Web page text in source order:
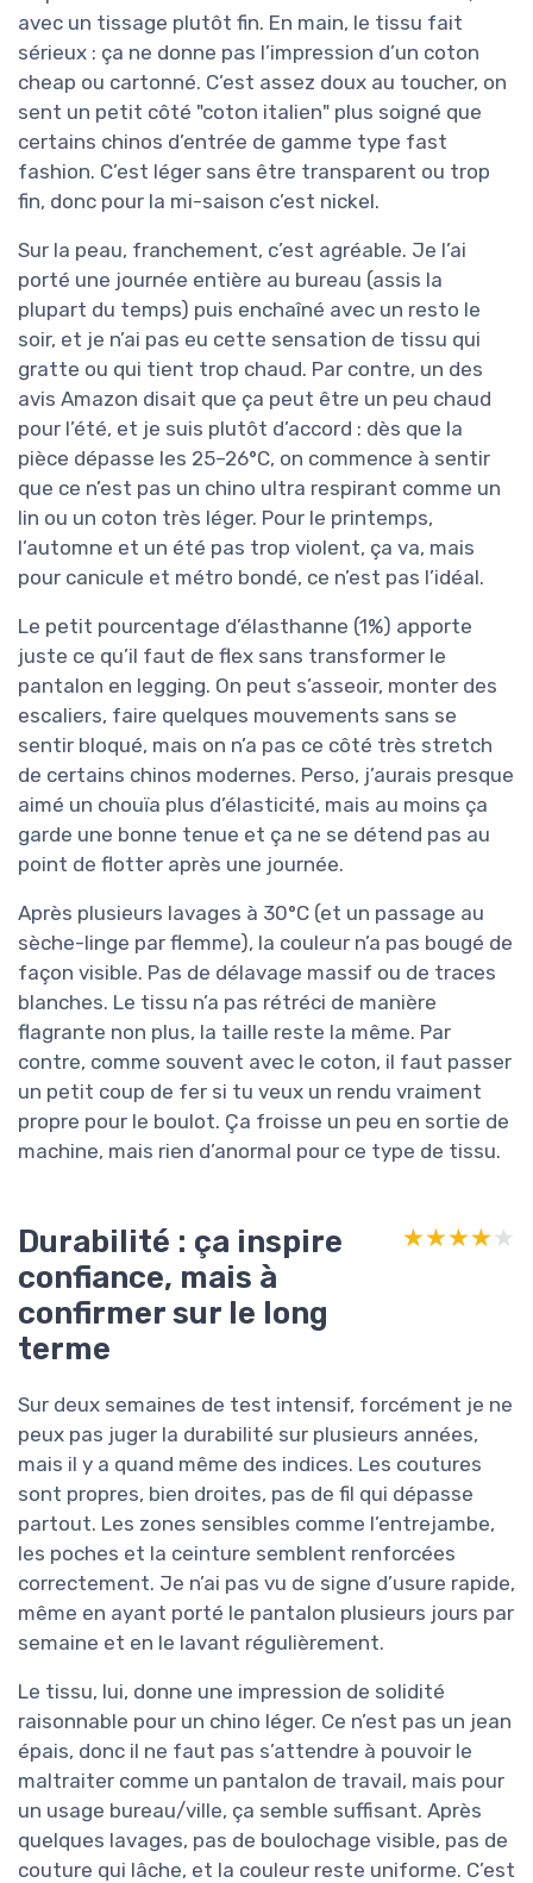
avec un tissage plutôt fin. En main, le tissu fait
sérieux : ça ne donne pas l’impression d’un coton
cheap ou cartonné. C’est assez doux au toucher, on
sent un petit côté "coton italien" plus soigné que
certains chinos d’entrée de gamme type fast
fashion. C’est léger sans être transparent ou trop
fin, donc pour la mi-saison c’est nickel.
Sur la peau, franchement, c’est agréable. Je l’ai
porté une journée entière au bureau (assis la
plupart du temps) puis enchaîné avec un resto le
soir, et je n’ai pas eu cette sensation de tissu qui
gratte ou qui tient trop chaud. Par contre, un des
avis Amazon disait que ça peut être un peu chaud
pour l’été, et je suis plutôt d’accord : dès que la
pièce dépasse les 25–26°C, on commence à sentir
que ce n’est pas un chino ultra respirant comme un
lin ou un coton très léger. Pour le printemps,
l’automne et un été pas trop violent, ça va, mais
pour canicule et métro bondé, ce n’est pas l’idéal.
Le petit pourcentage d’élasthanne (1%) apporte
juste ce qu’il faut de flex sans transformer le
pantalon en legging. On peut s’asseoir, monter des
escaliers, faire quelques mouvements sans se
sentir bloqué, mais on n’a pas ce côté très stretch
de certains chinos modernes. Perso, j’aurais presque
aimé un chouïa plus d’élasticité, mais au moins ça
garde une bonne tenue et ça ne se détend pas au
point de flotter après une journée.
Après plusieurs lavages à 30°C (et un passage au
sèche-linge par flemme), la couleur n’a pas bougé de
façon visible. Pas de délavage massif ou de traces
blanches. Le tissu n’a pas rétréci de manière
flagrante non plus, la taille reste la même. Par
contre, comme souvent avec le coton, il faut passer
un petit coup de fer si tu veux un rendu vraiment
propre pour le boulot. Ça froisse un peu en sortie de
machine, mais rien d’anormal pour ce type de tissu.
Durabilité : ça inspire
confiance, mais à
confirmer sur le long
terme
★★★★★
★★★★★
Sur deux semaines de test intensif, forcément je ne
peux pas juger la durabilité sur plusieurs années,
mais il y a quand même des indices. Les coutures
sont propres, bien droites, pas de fil qui dépasse
partout. Les zones sensibles comme l’entrejambe,
les poches et la ceinture semblent renforcées
correctement. Je n’ai pas vu de signe d’usure rapide,
même en ayant porté le pantalon plusieurs jours par
semaine et en le lavant régulièrement.
Le tissu, lui, donne une impression de solidité
raisonnable pour un chino léger. Ce n’est pas un jean
épais, donc il ne faut pas s’attendre à pouvoir le
maltraiter comme un pantalon de travail, mais pour
un usage bureau/ville, ça semble suffisant. Après
quelques lavages, pas de boulochage visible, pas de
couture qui lâche, et la couleur reste uniforme. C’est